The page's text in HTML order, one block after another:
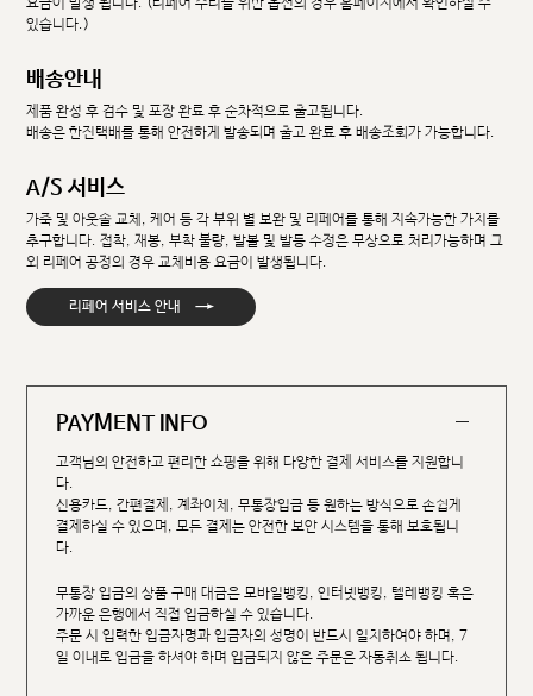
요금이 발생 됩니다. (리페어 수리를 위한 옵션의 경우 홈페이지에서 확인하실 수
있습니다.)
배송안내
제품 완성 후 검수 및 포장 완료 후 순차적으로 출고됩니다.
배송은 한진택배를 통해 안전하게 발송되며 출고 완료 후 배송조회가 가능합니다.
A/S 서비스
가죽 및 아웃솔 교체, 케어 등 각 부위 별 보완 및 리페어를 통해 지속가능한 가치를
추구합니다. 접착, 재봉, 부착 불량, 발볼 및 발등 수정은 무상으로 처리가능하며 그
외 리페어 공정의 경우 교체비용 요금이 발생됩니다.
리페어 서비스 안내 →
PAYMENT INFO
고객님의 안전하고 편리한 쇼핑을 위해 다양한 결제 서비스를 지원합니
다.
신용카드, 간편결제, 계좌이체, 무통장입금 등 원하는 방식으로 손쉽게
결제하실 수 있으며, 모든 결제는 안전한 보안 시스템을 통해 보호됩니
다.
무통장 입금의 상품 구매 대금은 모바일뱅킹, 인터넷뱅킹, 텔레뱅킹 혹은
가까운 은행에서 직접 입금하실 수 있습니다.
주문 시 입력한 입금자명과 입금자의 성명이 반드시 일치하여야 하며, 7
일 이내로 입금을 하셔야 하며 입금되지 않은 주문은 자동취소 됩니다.